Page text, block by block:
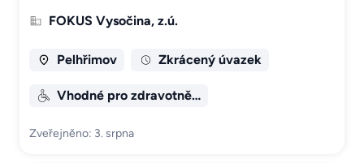
FOKUS Vysočina, z.ú.
Pelhřimov Zkrácený úvazek
Vhodné pro zdravotně…
Zveřejněno: 3. srpna